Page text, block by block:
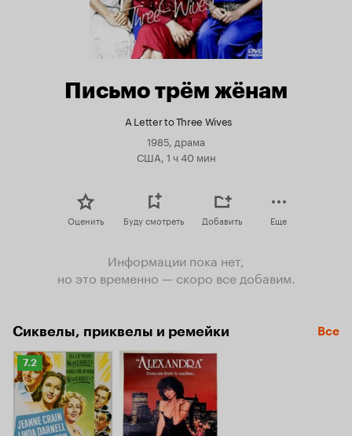
Письмо трём жёнам
A Letter to Three Wives
1985, драма
США, 1 ч 40 мин
Оценить Буду смотреть Добавить Еще
Информации пока нет,
но это временно — скоро все добавим.
Сиквелы, приквелы и ремейки Все
Рейтинг
Кинопоиска
7.2
7.2